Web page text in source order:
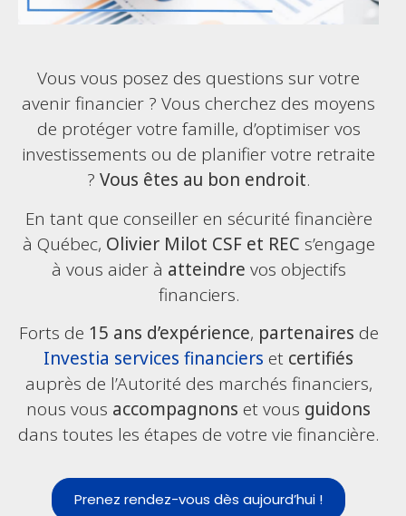
Vous vous posez des questions sur votre
avenir financier ? Vous cherchez des moyens
de protéger votre famille, d’optimiser vos
investissements ou de planifier votre retraite
? Vous êtes au bon endroit.
En tant que conseiller en sécurité financière
à Québec, Olivier Milot CSF et REC s’engage
à vous aider à atteindre vos objectifs
financiers.
Forts de 15 ans d’expérience, partenaires de
Investia services financiers et certifiés
auprès de l’Autorité des marchés financiers,
nous vous accompagnons et vous guidons
dans toutes les étapes de votre vie financière.
Prenez rendez-vous dès aujourd’hui !